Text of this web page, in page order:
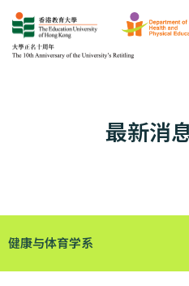
最新消
健康与体育学系